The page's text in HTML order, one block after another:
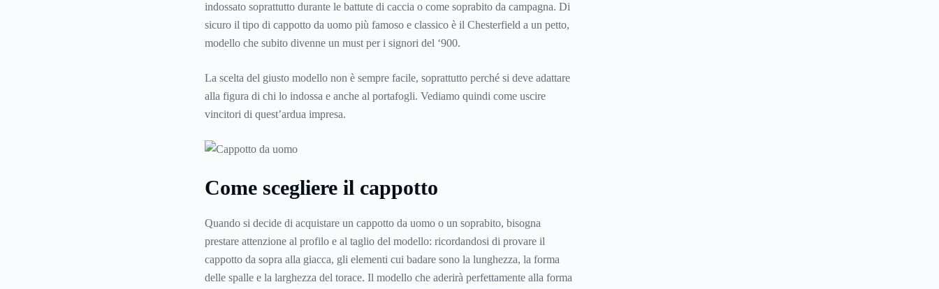
indossato soprattutto durante le battute di caccia o come soprabito da campagna. Di
sicuro il tipo di cappotto da uomo più famoso e classico è il Chesterfield a un petto,
modello che subito divenne un must per i signori del ‘900.
La scelta del giusto modello non è sempre facile, soprattutto perché si deve adattare
alla figura di chi lo indossa e anche al portafogli. Vediamo quindi come uscire
vincitori di quest’ardua impresa.
Come scegliere il cappotto
Quando si decide di acquistare un cappotto da uomo o un soprabito, bisogna
prestare attenzione al profilo e al taglio del modello: ricordandosi di provare il
cappotto da sopra alla giacca, gli elementi cui badare sono la lunghezza, la forma
delle spalle e la larghezza del torace. Il modello che aderirà perfettamente alla forma